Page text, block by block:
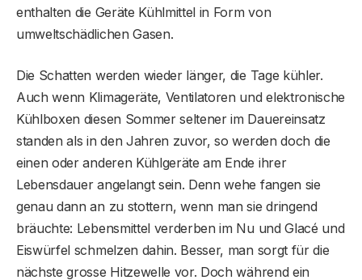
enthalten die Geräte Kühlmittel in Form von
umweltschädlichen Gasen.
Die Schatten werden wieder länger, die Tage kühler.
Auch wenn Klimageräte, Ventilatoren und elektronische
Kühlboxen diesen Sommer seltener im Dauereinsatz
standen als in den Jahren zuvor, so werden doch die
einen oder anderen Kühlgeräte am Ende ihrer
Lebensdauer angelangt sein. Denn wehe fangen sie
genau dann an zu stottern, wenn man sie dringend
bräuchte: Lebensmittel verderben im Nu und Glacé und
Eiswürfel schmelzen dahin. Besser, man sorgt für die
nächste grosse Hitzewelle vor. Doch während ein